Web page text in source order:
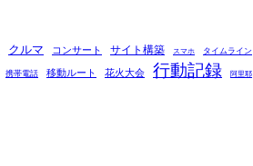
クルマ コンサート サイト構築 スマホ タイムライン
携帯電話 移動ルート 花火大会 行動記録 阿里耶